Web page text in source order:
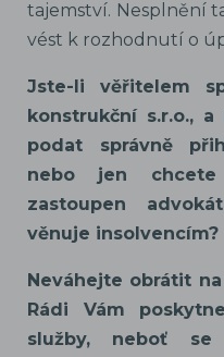
tajemství. Nesplnění
vést k rozhodnutí o
Jste-li věřitelem
konstrukční s.r.o.,
podat správně
nebo jen
zastoupen
věnuje insolvencím?
Neváhejte obrátit
Rádi Vám
služby, neboť se